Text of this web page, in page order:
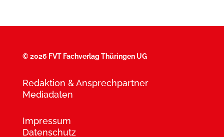
©2026 FVT Fachverlag Thüringen UG
Redaktion & Ansprechpartner
Mediadaten
Impressum
Datenschutz